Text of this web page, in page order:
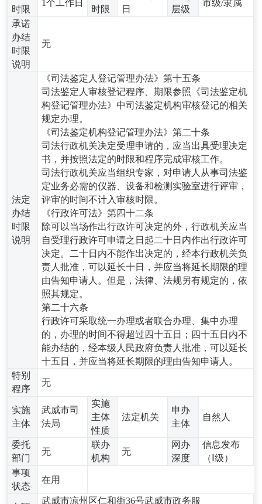
时限
1个工作日
时限
日
层级
市级/隶属
承诺
办结
时限
说明
无
法定
办结
时限
说明
《司法鉴定人登记管理办法》第十五条
司法鉴定人审核登记程序、期限参照《司法鉴定机
构登记管理办法》中司法鉴定机构审核登记的相关
规定办理。
《司法鉴定机构登记管理办法》第二十条
司法行政机关决定受理申请的，应当出具受理决定
书，并按照法定的时限和程序完成审核工作。
司法行政机关应当组织专家，对申请人从事司法鉴
定业务必需的仪器、设备和检测实验室进行评审，
评审的时间不计入审核时限。
《行政许可法》第四十二条
除可以当场作出行政许可决定的外，行政机关应当
自受理行政许可申请之日起二十日内作出行政许可
决定。二十日内不能作出决定的，经本行政机关负
责人批准，可以延长十日，并应当将延长期限的理
由告知申请人。但是，法律、法规另有规定的，依
照其规定。
第二十六条
行政许可采取统一办理或者联合办理、集中办理
的，办理的时间不得超过四十五日；四十五日内不
能办结的，经本级人民政府负责人批准，可以延长
十五日，并应当将延长期限的理由告知申请人。
特别
程序
无
实施
主体
武威市司
法局
实施
主体
性质
法定机关
申办
主体
自然人
委托
部门
无
联办
机构
无
网办
深度
信息发布
（Ⅰ级）
事项
状态
在用
武威市凉州区仁和街36号武威市政务服